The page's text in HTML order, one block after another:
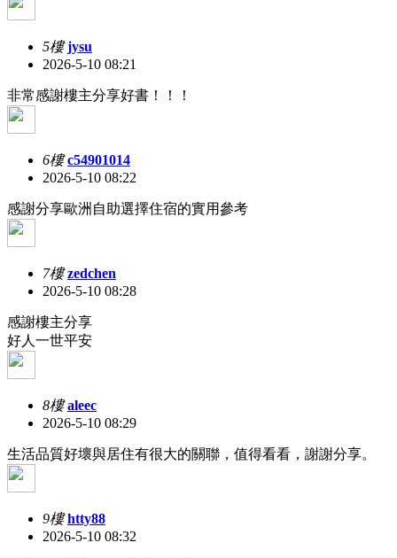
5樓 jysu
2026-5-10 08:21
非常感謝樓主分享好書！！！
6樓 c54901014
2026-5-10 08:22
感謝分享歐洲自助選擇住宿的實用參考
7樓 zedchen
2026-5-10 08:28
感謝樓主分享
好人一世平安
8樓 aleec
2026-5-10 08:29
生活品質好壞與居住有很大的關聯，值得看看，謝謝分享。
9樓 htty88
2026-5-10 08:32